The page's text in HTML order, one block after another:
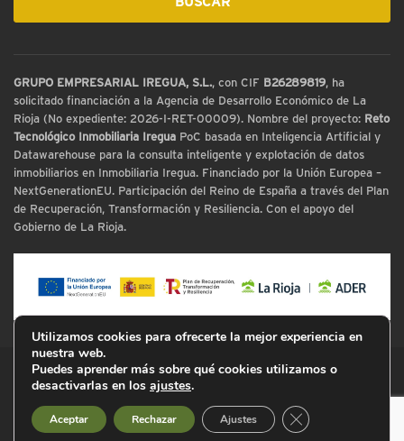
GRUPO EMPRESARIAL IREGUA, S.L., con CIF B26289819, ha
solicitado financiación a la Agencia de Desarrollo Económico de La
Rioja (No expediente: 2026-I-RET-00009). Nombre del proyecto: Reto
Tecnológico Inmobiliaria Iregua PoC basada en Inteligencia Artificial y
Datawarehouse para la consulta inteligente y explotación de datos
inmobiliarios en Inmobiliaria Iregua. Financiado por la Unión Europea –
NextGenerationEU. Participación del Reino de España a través del Plan
de Recuperación, Transformación y Resiliencia. Con el apoyo del
Gobierno de La Rioja.
© Inmobiliaria Iregua
Aviso Legal Política de Privacidad Cookies
Utilizamos cookies para ofrecerte la mejor experiencia en
nuestra web.
Puedes aprender más sobre qué cookies utilizamos o
desactivarlas en los ajustes.
Aceptar Rechazar Ajustes Cerrar el banner